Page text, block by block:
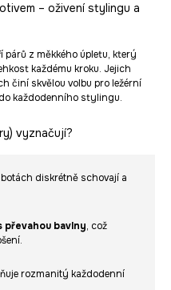
– oživení stylingu a
párů z měkkého úpletu, který
každému kroku. Jejich
činí skvělou volbu pro ležérní
každodenního stylingu.
vyznačují?
botách diskrétně schovají a
převahou bavlny, což
rozmanitý každodenní